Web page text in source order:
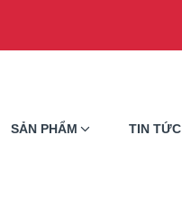
SẢN PHẨM TIN TỨC